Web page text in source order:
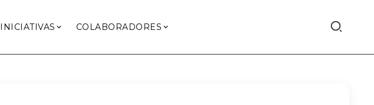
INICIATIVAS COLABORADORES